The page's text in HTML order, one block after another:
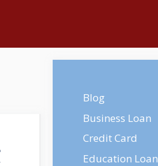
Blog
Business Loan
Credit Card
Education Loan